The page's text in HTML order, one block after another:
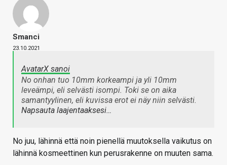
Smanci
23.10.2021
AvatarX sanoi
No onhan tuo 10mm korkeampi ja yli 10mm
leveämpi, eli selvästi isompi. Toki se on aika
samantyylinen, eli kuvissa erot ei näy niin selvästi.
Napsauta laajentaaksesi…
No juu, lähinnä että noin pienellä muutoksella vaikutus on
lähinnä kosmeettinen kun perusrakenne on muuten sama.